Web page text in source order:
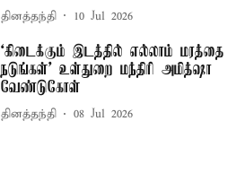
தினத்தந்தி 10 Jul 2026
‘கிடைக்கும் இடத்தில் எல்லாம் மரத்தை
நடுங்கள்’ உள்துறை மந்திரி அமித்ஷா
வேண்டுகோள்
தினத்தந்தி 08 Jul 2026